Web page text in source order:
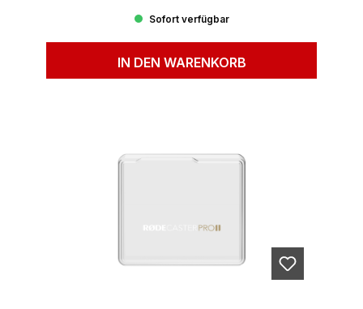
Sofort verfügbar
IN DEN WARENKORB